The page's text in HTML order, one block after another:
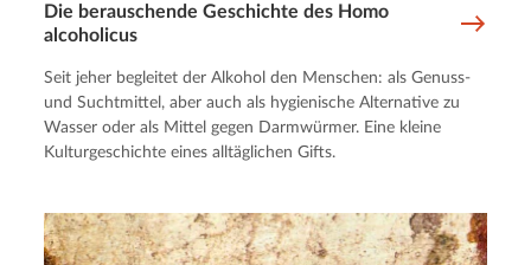
Die berauschende Geschichte des Homo
alcoholicus
Seit jeher begleitet der Alkohol den Menschen: als Genuss-
und Suchtmittel, aber auch als hygienische Alternative zu
Wasser oder als Mittel gegen Darmwürmer. Eine kleine
Kulturgeschichte eines alltäglichen Gifts.